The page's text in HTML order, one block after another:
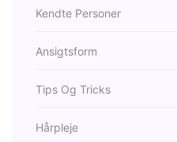
Kendte Personer
Ansigtsform
Tips Og Tricks
Hårpleje